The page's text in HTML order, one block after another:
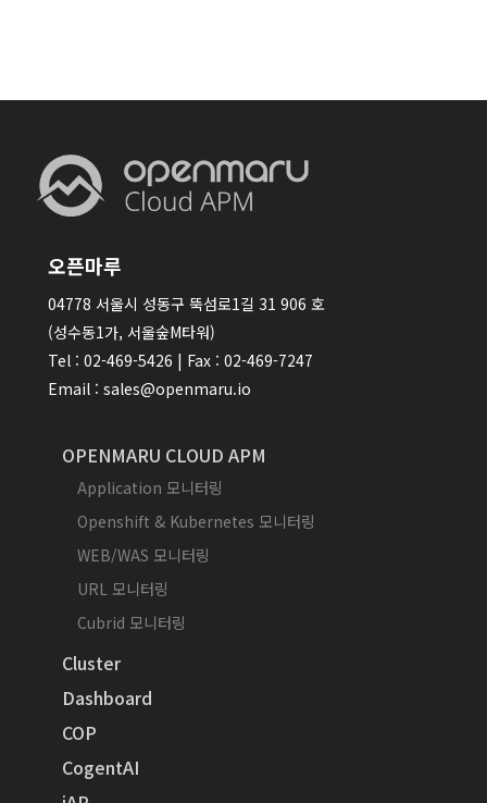
오픈마루
04778 서울시 성동구 뚝섬로1길 31 906 호
(성수동1가, 서울숲M타워)
Tel : 02-469-5426 | Fax : 02-469-7247
Email : sales@openmaru.io
OPENMARU CLOUD APM
Application 모니터링
Openshift & Kubernetes 모니터링
WEB/WAS 모니터링
URL 모니터링
Cubrid 모니터링
Cluster
Dashboard
COP
CogentAI